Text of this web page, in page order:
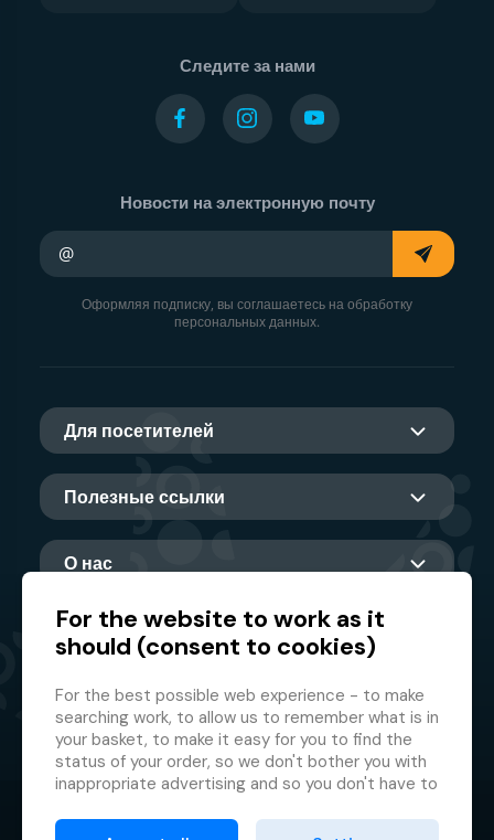
Следите за нами
Новости на электронную почту
Оформляя подписку, вы соглашаетесь на обработку
персональных данных.
Для посетителей
Полезные ссылки
О нас
Главный партнер
© 2026 GMF Aquapark Prague, a.s.
For the website to work as it
should (consent to cookies)
For the best possible web experience - to make
searching work, to allow us to remember what is in
your basket, to make it easy for you to find the
status of your order, so we don't bother you with
inappropriate advertising and so you don't have to